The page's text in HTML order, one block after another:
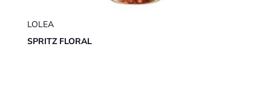
LOLEA
SPRITZ FLORAL